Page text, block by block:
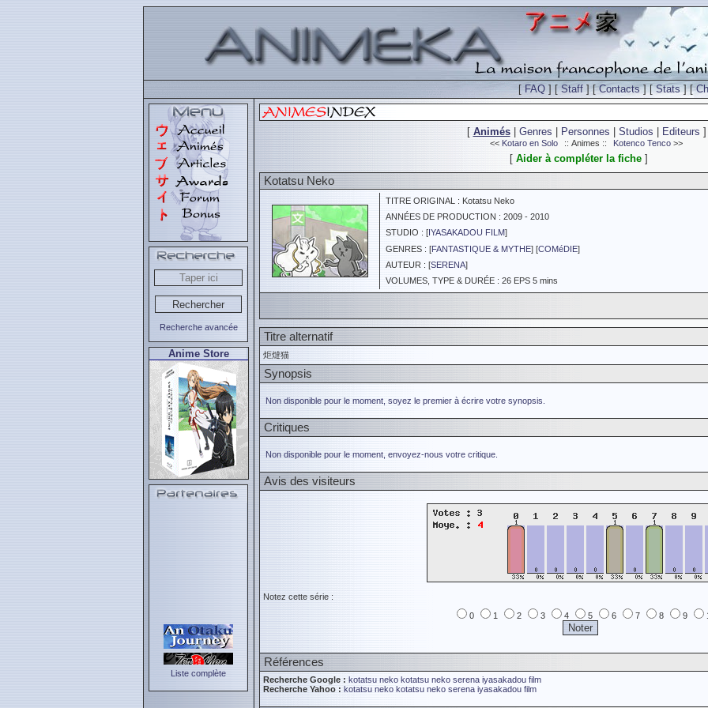
[FAQ ] [Staff ] [Contacts] [Stats] [
Recherche avancée
Anime Store
Liste complète
[ Animés| Genres Personnes Studios Editeurs ]
<< Kotaro en Solo :: Animes :: Kotenco Tenco >>
[ Aider à compléter la fiche]
Kotatsu Neko
TITRE ORIGINAL : Kotatsu Neko
ANNÉES DE PRODUCTION : 2009 - 2010
STUDIO : [IYASAKADOU FILM]
GENRES : [FANTASTIQUE & MYTHE] [COMéDIE]
AUTEUR : [SERENA]
VOLUMES, TYPE & DURÉE : 26 EPS 5 mins
Titre alternatif
炬燵猫
Synopsis
Non disponible pour le moment, soyez le premier à écrire votre synopsis.
Critiques
Non disponible pour le moment, envoyez-nous votre critique.
Avis des visiteurs
Notez cette série :
0
1 2 3 4 5 6 7 8 9
Références
Recherche Google : kotatsu neko kotatsu neko serena iyasakadou film
Recherche Yahoo : kotatsu neko kotatsu neko serena iyasakadou film